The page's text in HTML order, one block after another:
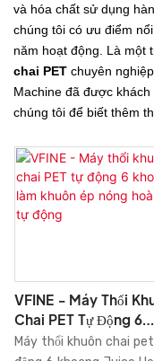
và hóa chất sử dụng
chúng tôi có ưu điểm
năm hoạt động. Là một
chai PET chuyên
Machine đã được
chúng tôi để biết thêm
VFINE - Máy Thổi
Chai PET Tự Động 6
Khoang, Làm Khuôn
Máy thổi khuôn chai